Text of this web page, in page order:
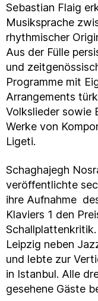
Sebastian Flaig
Musiksprache
rhythmischer
Aus der Fülle
und
Programme mit
Arrangements
Volkslieder sowie
Werke von
Ligeti.
Schaghajegh
veröffentlichte
ihre Aufnahme
Klaviers 1 den
Leipzig neben
und lebte zur
in Istanbul. Alle
gesehene Gäste